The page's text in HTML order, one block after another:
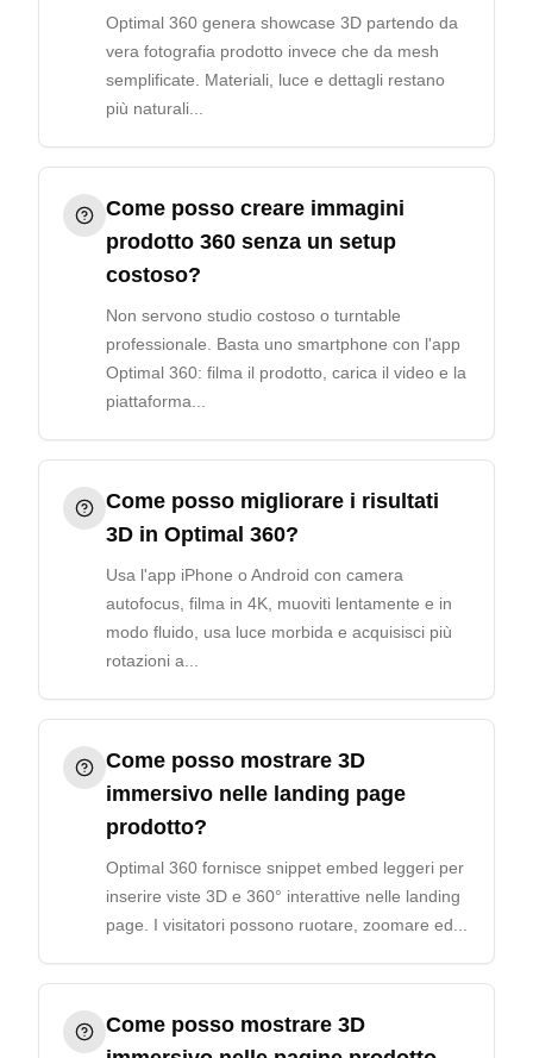
Optimal 360 genera showcase 3D partendo da
vera fotografia prodotto invece che da mesh
semplificate. Materiali, luce e dettagli restano
più naturali...
Come posso creare immagini
prodotto 360 senza un setup
costoso?
Non servono studio costoso o turntable
professionale. Basta uno smartphone con l'app
Optimal 360: filma il prodotto, carica il video e la
piattaforma...
Come posso migliorare i risultati
3D in Optimal 360?
Usa l'app iPhone o Android con camera
autofocus, filma in 4K, muoviti lentamente e in
modo fluido, usa luce morbida e acquisisci più
rotazioni a...
Come posso mostrare 3D
immersivo nelle landing page
prodotto?
Optimal 360 fornisce snippet embed leggeri per
inserire viste 3D e 360° interattive nelle landing
page. I visitatori possono ruotare, zoomare ed...
Come posso mostrare 3D